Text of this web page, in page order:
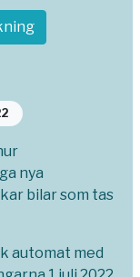
nya
bilar som tas
automat med